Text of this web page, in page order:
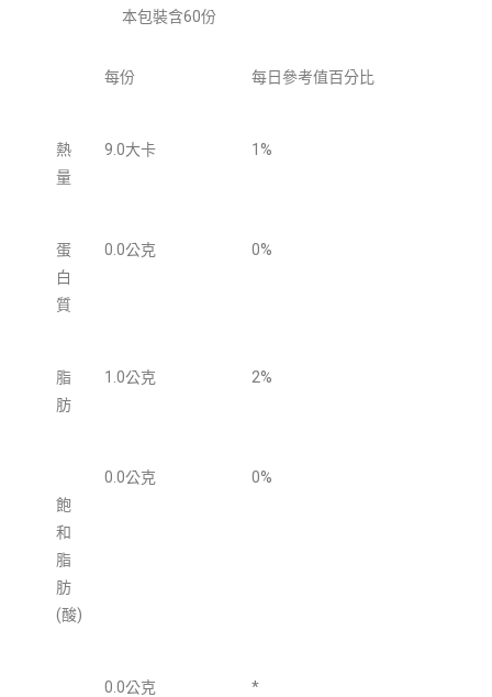
本包裝含60份
每份 每日參考值百分比
熱
量
9.0大卡 1%
蛋
白
質
0.0公克 0%
脂
肪
1.0公克 2%
飽
和
脂
肪
(酸)
0.0公克 0%
0.0公克 *